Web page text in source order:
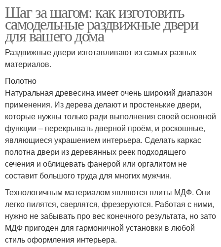
Шаг за шагом: как изготовить
самодельные раздвижные двери
для вашего дома
Раздвижные двери изготавливают из самых разных
материалов.
Полотно
Натуральная древесина имеет очень широкий диапазон
применения. Из дерева делают и простенькие двери,
которые нужны только ради выполнения своей основной
функции – перекрывать дверной проём, и роскошные,
являющиеся украшением интерьера. Сделать каркас
полотна двери из деревянных реек подходящего
сечения и облицевать фанерой или оргалитом не
составит большого труда для многих мужчин.
Технологичным материалом являются плиты МДФ. Они
легко пилятся, сверлятся, фрезеруются. Работая с ними,
нужно не забывать про вес конечного результата, но зато
МДФ пригоден для гармоничной установки в любой
стиль оформления интерьера.